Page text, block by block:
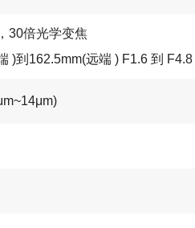
30倍光学变焦
)到162.5mm(远端 ) F1.6 到 F4.8